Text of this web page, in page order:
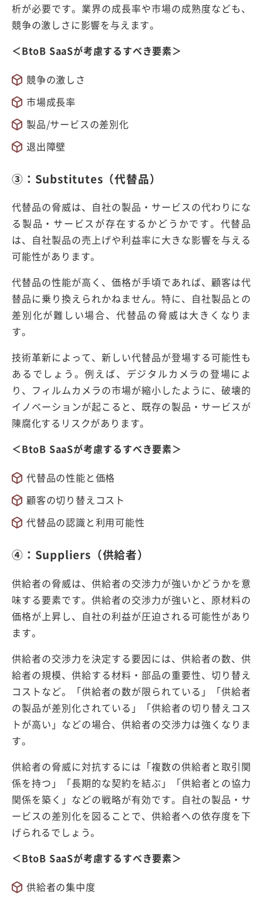
析が必要です。業界の成長率や市場の成熟度なども、
競争の激しさに影響を与えます。
＜BtoB SaaSが考慮するすべき要素＞
競争の激しさ
市場成長率
製品/サービスの差別化
退出障壁
③：Substitutes（代替品）
代替品の脅威は、自社の製品・サービスの代わりにな
る製品・サービスが存在するかどうかです。代替品
は、自社製品の売上げや利益率に大きな影響を与える
可能性があります。
代替品の性能が高く、価格が手頃であれば、顧客は代
替品に乗り換えられかねません。特に、自社製品との
差別化が難しい場合、代替品の脅威は大きくなりま
す。
技術革新によって、新しい代替品が登場する可能性も
あるでしょう。例えば、デジタルカメラの登場によ
り、フィルムカメラの市場が縮小したように、破壊的
イノベーションが起こると、既存の製品・サービスが
陳腐化するリスクがあります。
＜BtoB SaaSが考慮するすべき要素＞
代替品の性能と価格
顧客の切り替えコスト
代替品の認識と利用可能性
④：Suppliers（供給者）
供給者の脅威は、供給者の交渉力が強いかどうかを意
味する要素です。供給者の交渉力が強いと、原材料の
価格が上昇し、自社の利益が圧迫される可能性があり
ます。
供給者の交渉力を決定する要因には、供給者の数、供
給者の規模、供給する材料・部品の重要性、切り替え
コストなど。「供給者の数が限られている」「供給者
の製品が差別化されている」「供給者の切り替えコス
トが高い」などの場合、供給者の交渉力は強くなりま
す。
供給者の脅威に対抗するには「複数の供給者と取引関
係を持つ」「長期的な契約を結ぶ」「供給者との協力
関係を築く」などの戦略が有効です。自社の製品・サ
ービスの差別化を図ることで、供給者への依存度を下
げられるでしょう。
＜BtoB SaaSが考慮するすべき要素＞
供給者の集中度